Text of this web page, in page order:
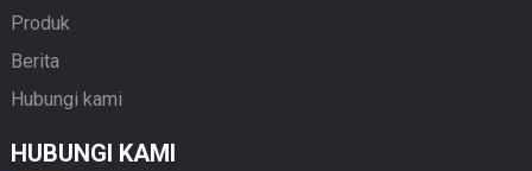
Produk
Berita
Hubungi kami
HUBUNGI KAMI